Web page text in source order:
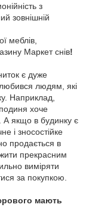
з
зовнішній
меблів,
Маркет снів!
є дуже
людям, які
Наприклад,
хоче
А якщо в будинку є
і зносостійке
продається в
прекрасним
виміряти
за покупкою.
мають